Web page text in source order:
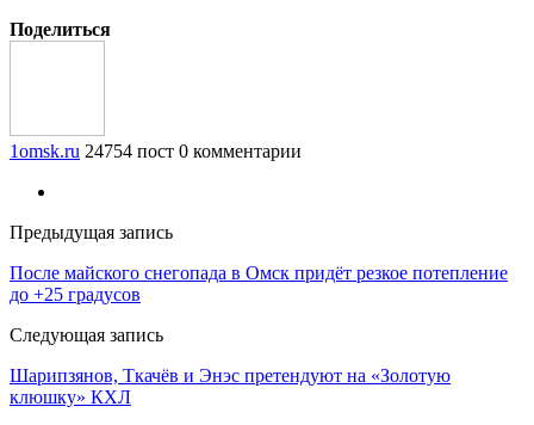
Поделиться
1omsk.ru 24754 пост 0 комментарии
Предыдущая запись
После майского снегопада в Омск придёт резкое потепление
до +25 градусов
Следующая запись
Шарипзянов, Ткачёв и Энэс претендуют на «Золотую
клюшку» КХЛ